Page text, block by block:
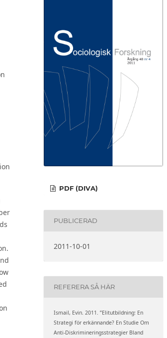
PDF (DIVA)
PUBLICERAD
2011-10-01
REFERERA SÅ HÄR
Ismail, Evin. 2011. ”Elitutbildning: En
Strategi för erkännande? En Studie Om
Anti-Diskrimineringsstrategier Bland